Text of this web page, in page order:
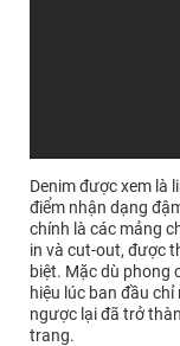
Denim được xem là
điểm nhận dạng
chính là các mảng
in và cut-out, được
biệt. Mặc dù phong
hiệu lúc ban đầu
ngược lại đã trở
trang.